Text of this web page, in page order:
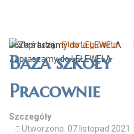
Zapraszamy do LELEWELA
Jesteś tutaj:Strona główna
Baza szkoły
Pracownie
Szczegóły
Utworzono: 07 listopad 2021